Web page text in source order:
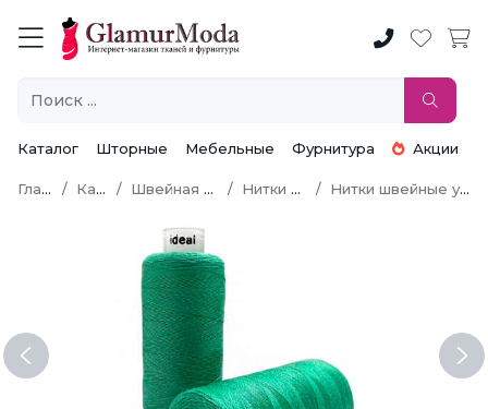
Каталог Шторные Мебельные Фурнитура Акции
Главная Каталог Швейная фурнитура Нитки швейные Нитки швейные универсальные
Previous